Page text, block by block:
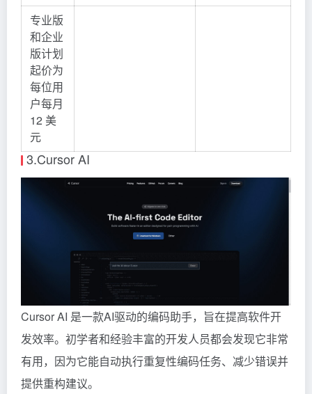
专业版
和企业
版计划
起价为
每位用
户每月
12 美
元
3.Cursor AI
Cursor AI 是一款AI驱动的编码助手，旨在提高软件开
发效率。初学者和经验丰富的开发人员都会发现它非常
有用，因为它能自动执行重复性编码任务、减少错误并
提供重构建议。